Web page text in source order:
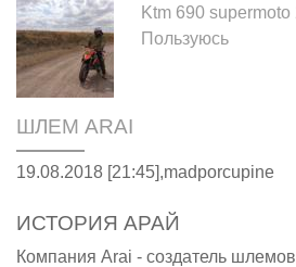
Ktm 690
Пользуюсь
ШЛЕМ ARAI
19.08.2018 [21:45],madporcupine
ИСТОРИЯ АРАЙ
Компания Arai - создатель